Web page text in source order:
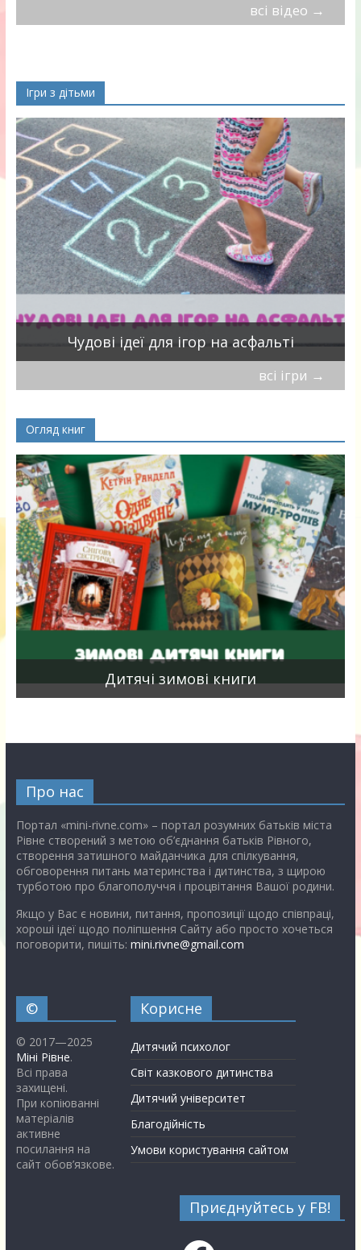
всі відео →
Ігри з дітьми
Чудові ідеї для ігор на асфальті
всі ігри →
Огляд книг
Дитячі зимові книги
Про нас
Портал «mini-rivne.com» – портал розумних батьків міста
Рівне створений з метою об’єднання батьків Рівного,
створення затишного майданчика для спілкування,
обговорення питань материнства і дитинства, з щирою
турботою про благополуччя і процвітання Вашої родини.
Якщо у Вас є новини, питання, пропозиції щодо співпраці,
хороші ідеї щодо поліпшення Сайту або просто хочеться
поговорити, пишіть: mini.rivne@gmail.com
©
© 2017—2025
Міні Рівне.
Всі права
захищені.
При копіюванні
матеріалів
активне
посилання на
сайт обов’язкове.
Корисне
Дитячий психолог
Світ казкового дитинства
Дитячий університет
Благодійність
Умови користування сайтом
Приєднуйтесь у FB!
Facebook